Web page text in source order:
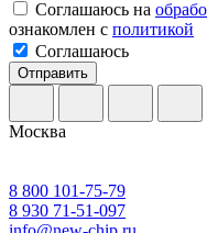
Соглашаюсь на
ознакомлен с политикой
Соглашаюсь
Отправить
Москва
8 800 101-75-79
8 930 71-51-097